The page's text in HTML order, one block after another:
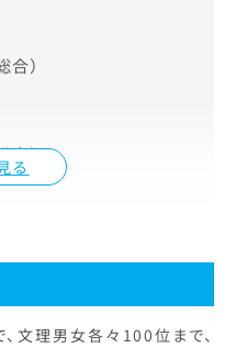
る
）
合）
文理男女各々100位まで、